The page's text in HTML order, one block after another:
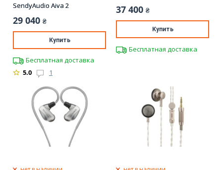
SendyAudio Aiva 2
29 040 ₴
Купить
Бесплатная доставка
5.0
1
37 400 ₴
Купить
Бесплатная доставка